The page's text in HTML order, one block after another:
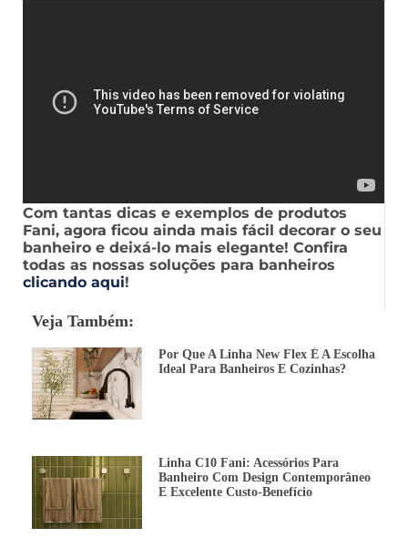
Com tantas dicas e exemplos de produtos
Fani, agora ficou ainda mais fácil decorar o seu
banheiro e deixá-lo mais elegante! Confira
todas as nossas soluções para banheiros
clicando aqui!
Veja Também:
Por Que A Linha New Flex É A Escolha
Ideal Para Banheiros E Cozinhas?
Linha C10 Fani: Acessórios Para
Banheiro Com Design Contemporâneo
E Excelente Custo-Benefício